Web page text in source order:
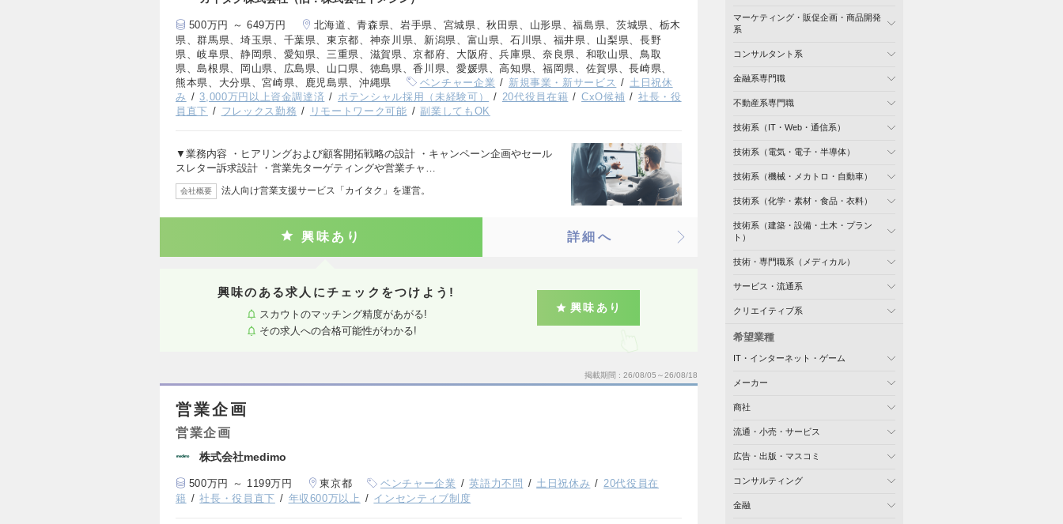
500万円 ～ 649万円
北海道、青森県、岩手県、宮城県、秋田県、山形県、福島県、茨城県、栃木
県、群馬県、埼玉県、千葉県、東京都、神奈川県、新潟県、富山県、石川県、福井県、山梨県、長野
県、岐阜県、静岡県、愛知県、三重県、滋賀県、京都府、大阪府、兵庫県、奈良県、和歌山県、鳥取
県、島根県、岡山県、広島県、山口県、徳島県、香川県、愛媛県、高知県、福岡県、佐賀県、長崎県、
熊本県、大分県、宮崎県、鹿児島県、沖縄県
ベンチャー企業 新規事業・新サービス
土日祝休
み
3,000万円以上資金調達済 ポテンシャル採用（未経験可） 20代役員在籍 CxO候補
社長・役
員直下
フレックス勤務 リモートワーク可能 副業してもOK
▼業務内容 ・ヒアリングおよび顧客開拓戦略の設計 ・キャンペーン企画やセール
スレター訴求設計 ・営業先ターゲティングや営業チャ…
会社概要 法人向け営業支援サービス「カイタク」を運営。
興味あり 詳細へ
興味のある求人にチェックをつけよう!
スカウトのマッチング精度があがる!
その求人への合格可能性がわかる!
興味あり
掲載期間 26/08/05～26/08/18
営業企画
営業企画
株式会社medimo
500万円 ～ 1199万円 東京都 ベンチャー企業 英語力不問 土日祝休み
20代役員在
籍
社長・役員直下 年収600万以上 インセンティブ制度
マーケティング・販促企画・商品開発
系
コンサルタント系
金融系専門職
不動産系専門職
技術系（IT・Web・通信系）
技術系（電気・電子・半導体）
技術系（機械・メカトロ・自動車）
技術系（化学・素材・食品・衣料）
技術系（建築・設備・土木・プラン
ト）
技術・専門職系（メディカル）
サービス・流通系
クリエイティブ系
希望業種
IT・インターネット・ゲーム
メーカー
商社
流通・小売・サービス
広告・出版・マスコミ
コンサルティング
金融